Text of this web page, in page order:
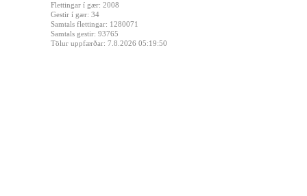
Flettingar í gær: 2008
Gestir í gær: 34
Samtals flettingar: 1280071
Samtals gestir: 93765
Tölur uppfærðar: 7.8.2026 05:19:50